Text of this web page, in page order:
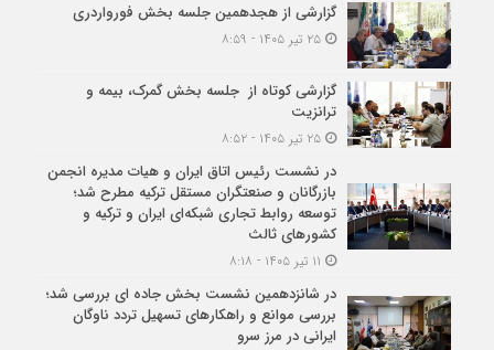
گزارشی از هجدهمین جلسه بخش فورواردری
۲۵ تیر ۱۴۰۵ - ۸:۵۹
گزارشی کوتاه از جلسه بخش گمرک، بیمه و
ترانزیت
۲۵ تیر ۱۴۰۵ - ۸:۵۲
در نشست رئیس اتاق ایران و هیات مدیره انجمن
بازرگانان و صنعتگران مستقل ترکیه مطرح شد؛
توسعه روابط تجاری شبکه‌ای ایران و ترکیه و
کشورهای ثالث
در شانزدهمین نشست بخش جاده ای بررسی شد؛
بررسی موانع و راهکارهای تسهیل تردد ناوگان
ایرانی در مرز سرو